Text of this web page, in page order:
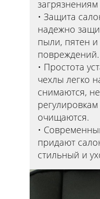
Защита
надежно
пыли, пятен
повреждений.
Простота
чехлы легко
снимаются,
очищаются.
придают
стильный и